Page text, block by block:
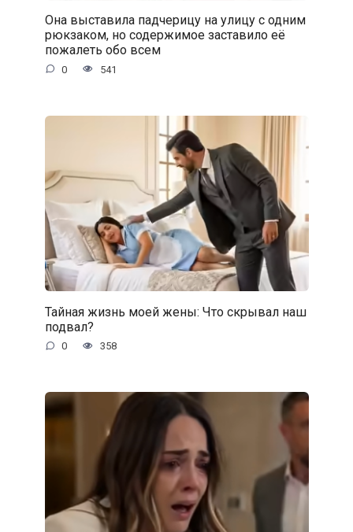
Она выставила падчерицу на улицу с одним
рюкзаком, но содержимое заставило её
пожалеть обо всем
0 541
Тайная жизнь моей жены: Что скрывал наш
подвал?
0 358